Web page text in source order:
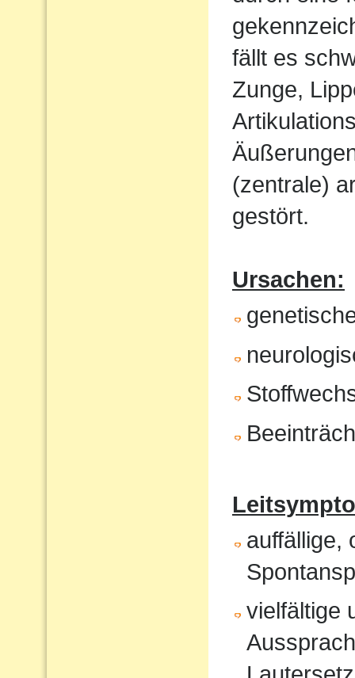
fällt es
Zunge,
(zentrale)
gestört.
Ursachen:
auffällige,
vielfältige